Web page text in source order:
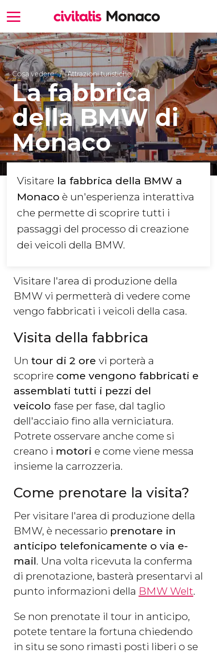
Cosa vedere Attrazioni turistiche
La fabbrica
della BMW di
Monaco
Visitare la fabbrica della BMW a
Monaco è un'esperienza interattiva
che permette di scoprire tutti i
passaggi del processo di creazione
dei veicoli della BMW.
Visitare l'area di produzione della
BMW vi permetterà di vedere come
vengo fabbricati i veicoli della casa.
Visita della fabbrica
Un tour di 2 ore vi porterà a
scoprire come vengono fabbricati e
assemblati tutti i pezzi del
veicolo fase per fase, dal taglio
dell'acciaio fino alla verniciatura.
Potrete osservare anche come si
creano i motori e come viene messa
insieme la carrozzeria.
Come prenotare la visita?
Per visitare l'area di produzione della
BMW, è necessario prenotare in
anticipo telefonicamente o via e-
mail. Una volta ricevuta la conferma
di prenotazione, basterà presentarvi al
punto informazioni della BMW Welt.
Se non prenotate il tour in anticipo,
potete tentare la fortuna chiedendo
in situ se sono rimasti posti liberi o se